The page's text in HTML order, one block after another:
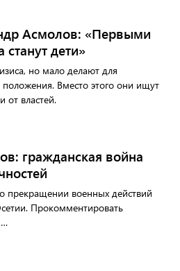
Асмолов: «Первыми
дети»
но мало делают для
Вместо этого они ищут
властей.
гражданская война
прекращении военных действий
Прокомментировать